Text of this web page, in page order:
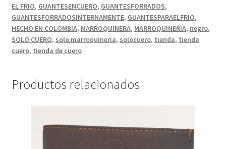
EL FRIO, GUANTESENCUERO, GUANTESFORRADOS,
GUANTESFORRADOSINTERNAMENTE, GUANTESPARAELFRIO,
HECHO EN COLOMBIA, MARROQUINERA, MARROQUINERIA, negro,
SOLO CUERO, solo marroquineria, solocuero, tienda, tienda
cuero, tienda de cuero
Productos relacionados